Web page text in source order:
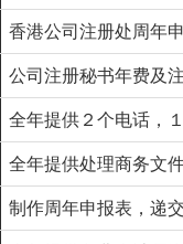
香港公司注册处周年
公司注册秘书年费及
全年提供２个电话，
全年提供处理商务文
制作周年申报表，递